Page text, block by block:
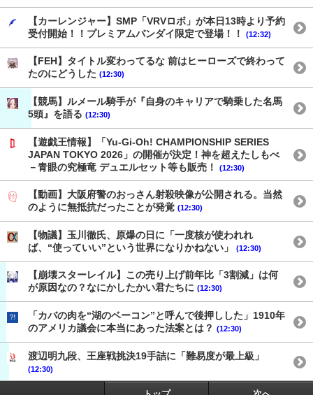
【カーレンジャー】SMP「VRVロボ」が本日13時より予約
受付開始！！プレミアムバンダイ限定で登場！！
(12:32)
【FEH】タイトル変わってるな 前はヒーローズで終わって
たのにどうした (12:30)
【競馬】ルメール騎手が『自身のキャリアで騎乗した名馬
5頭』を語る (12:30)
【遊戯王情報】「Yu-Gi-Oh! CHAMPIONSHIP SERIES
JAPAN TOKYO 2026」の開催が決定！神を超えたしもべ
－青眼の究極竜 デュエルセット等も販売！
(12:30)
【動画】大阪府警のおっさん射殺映像が公開される。当然
のように無抵抗だったことが発覚 (12:30)
【物議】玉川徹氏、原爆の日に「一度核が使われれ
ば、“使っていい”という世界になりかねない」
(12:30)
【崩壊スターレイル】この売り上げ前年比「3割減」は何
が原因なの？なにかしたかい君たちに (12:30)
「カバの肉を“湖のベーコン”と呼んで後押しした」1910年
のアメリカ議会に本当にあった法案とは？ (12:30)
渡辺明九段、王座戦挑決19手詰に「難易度が最上級」
(12:30)